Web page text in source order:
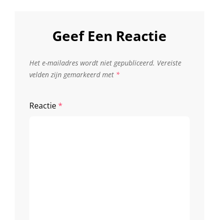
Geef Een Reactie
Het e-mailadres wordt niet gepubliceerd. Vereiste
velden zijn gemarkeerd met *
Reactie*